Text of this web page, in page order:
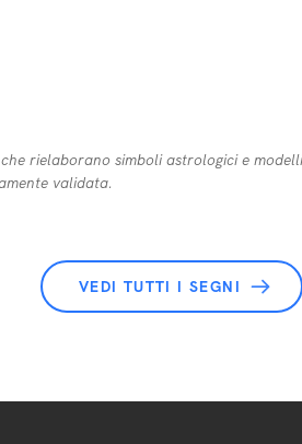
rielaborano simboli astrologici e
validata.
VEDI TUTTI I SEGNI